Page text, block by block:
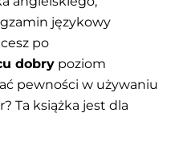
językowy
po
dobry poziom
pewności w używaniu
Ta książka jest dla